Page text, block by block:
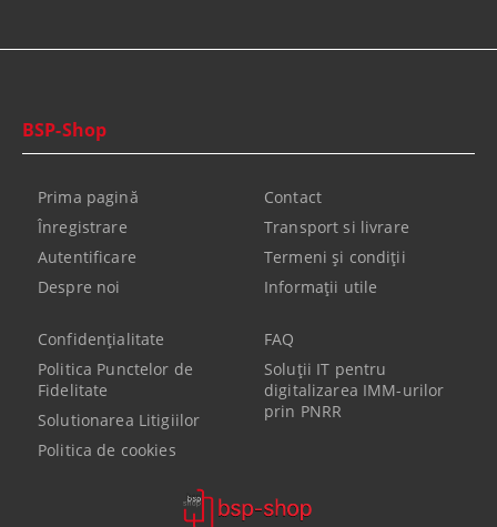
BSP-Shop
Prima pagină
Înregistrare
Autentificare
Despre noi
Contact
Transport si livrare
Termeni şi condiţii
Informaţii utile
Confidenţialitate
Politica Punctelor de
Fidelitate
Solutionarea Litigiilor
Politica de cookies
FAQ
Soluții IT pentru
digitalizarea IMM-urilor
prin PNRR